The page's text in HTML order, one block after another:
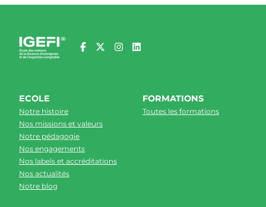
ECOLE
Notre histoire
Nos missions et valeurs
Notre pédagogie
Nos engagements
Nos labels et accréditations
Nos actualités
Notre blog
FORMATIONS
Toutes les formations